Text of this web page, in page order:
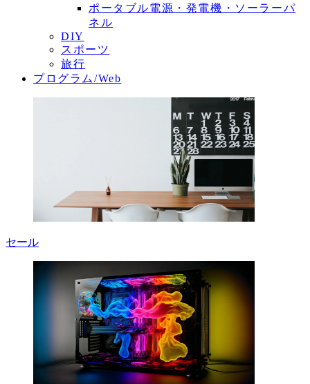
ポータブル電源・発電機・ソーラーパ
ネル
DIY
スポーツ
旅行
プログラム/Web
セール